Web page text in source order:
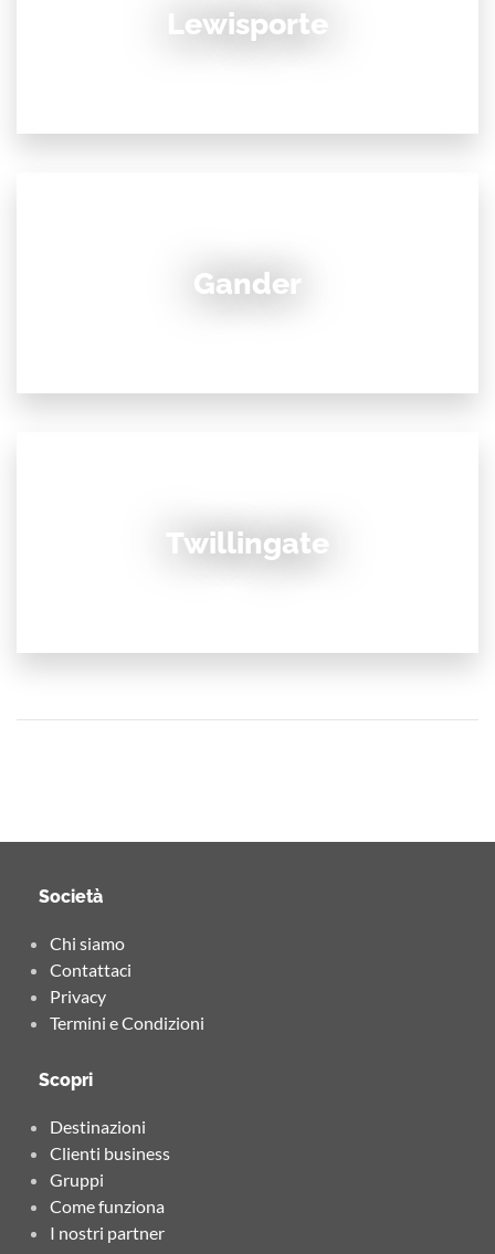
Lewisporte
Gander
Twillingate
Società
Chi siamo
Contattaci
Privacy
Termini e Condizioni
Scopri
Destinazioni
Clienti business
Gruppi
Come funziona
I nostri partner